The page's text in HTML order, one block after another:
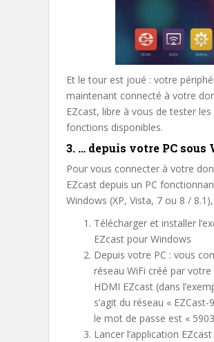
Et le tour est joué : votre
maintenant connecté à votre
EZcast, libre à vous de tester
fonctions disponibles.
3. … depuis votre PC sous
Pour vous connecter à votre
EZcast depuis un PC
Windows (XP, Vista, 7 ou 8 /
Télécharger et installer
EZcast pour Windows
Depuis votre PC : vous
réseau WiFi créé par votre
HDMI EZcast (dans
s’agit du réseau «
le mot de passe est «
Lancer l’application